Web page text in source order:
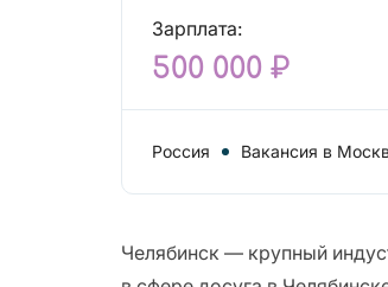
Зарплата:
500 000 ₽
Россия Вакансия в
Челябинск — крупный